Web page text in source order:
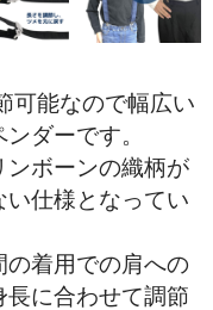
可能なので幅広い
ダーです。
ンボーンの織柄が
い仕様となってい
の着用での肩への
に合わせて調節